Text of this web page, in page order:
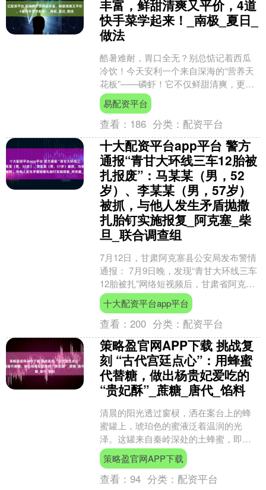
丰富，鲜甜清爽又平价，4道
快手菜学起来！_南极_夏日_
做法
酷暑难耐，胃口全无？别总惦记着西瓜
冷饮！今天安利一个来自深海的“营养天
花板”——磷虾！它不仅鲜甜清爽，更是
藏在“小身体”里的超级营养库，夏天吃
它，解腻又滋补！ ....
易配资平台
查看： 186 分类： 配资平台
十大配资平台app平台 警方
通报“青甘大环线三车12胎被
扎报废”：马某某（男，52
岁）、李某某（男，57岁）
被抓，与他人发生矛盾抛撒
扎胎钉实施报复_阿克塞_柴
旦_联合调查组
7月12日，甘肃阿克塞县公安局发布警情
通报： 7月9日晚，发现“青甘大环线三车
12胎被扎”网络短视频后，甘肃省阿克塞
县警方立即开展调查。7月11日，将犯罪
嫌疑人....
十大配资平台app平台
查看：200 分类： 配资平台
策略盈官网APP下载 挑战复
刻 “古代宫廷点心”：用蜂蜜
代替糖，做出杨贵妃爱吃的
“贵妃酥”_蔗糖_唐代_馅料
清晨的阳光透过窗棂，洒在案台上的蜂
蜜罐上，琥珀色的蜜液泛着温润的光
泽。这罐来自秦岭深处的土蜂蜜，即将
替代蔗糖，成为复刻 “贵妃酥” 的关键原
料。相传这款宫廷点心....
策略盈官网APP下载
查看：94 分类： 配资平台